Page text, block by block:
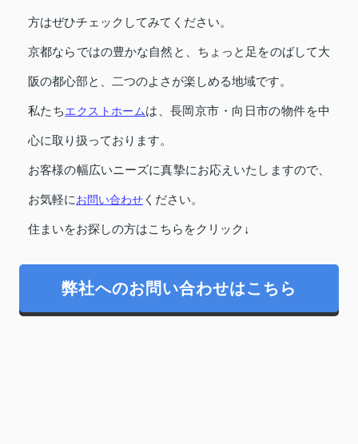
方はぜひチェックしてみてください。
京都ならではの豊かな自然と、ちょっと足をのばして大
阪の都心部と、二つのよさが楽しめる地域です。
私たちエクストホームは、長岡京市・向日市の物件を中
心に取り扱っております。
お客様の幅広いニーズに真摯にお応えいたしますので、
お気軽にお問い合わせ ください。
住まいをお探しの方はこちらをクリック↓
弊社へのお問い合わせはこちら